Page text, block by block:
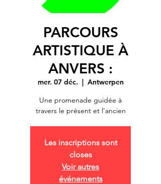
PARCOURS
ARTISTIQUE À
ANVERS :
mer. 07 déc.
  |
Antwerpen
Une promenade guidée à
travers le présent et l'ancien
Les inscriptions sont
closes
Voir autres
événements